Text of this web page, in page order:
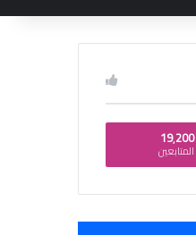
19٬200
المتابعين